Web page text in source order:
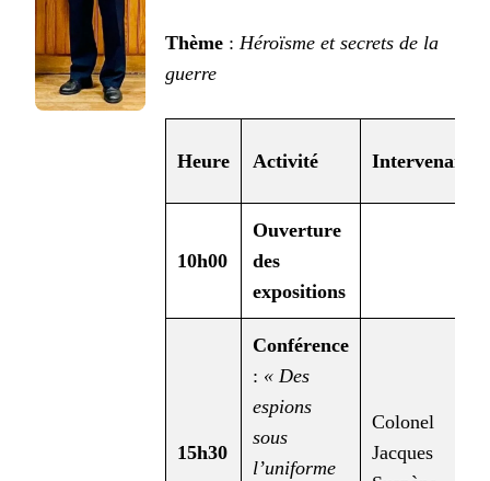
Thème : Héroïsme et secrets de la
guerre
Heure Activité Intervenant
10h00
Ouverture
des
expositions
15h30
Conférence
: « Des
espions
sous
l’uniforme
Colonel
Jacques